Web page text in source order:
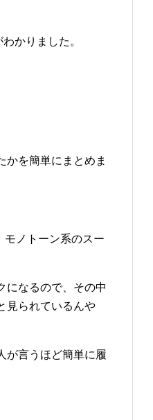
かりました。
かを簡単にまとめま
ノトーン系のスー
なるので、その中
見られているんや
が言うほど簡単に履